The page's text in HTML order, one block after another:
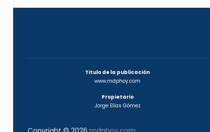
Titulo de la publicación
www.mdphoy.com
Propietario
Jorge Elías Gómez